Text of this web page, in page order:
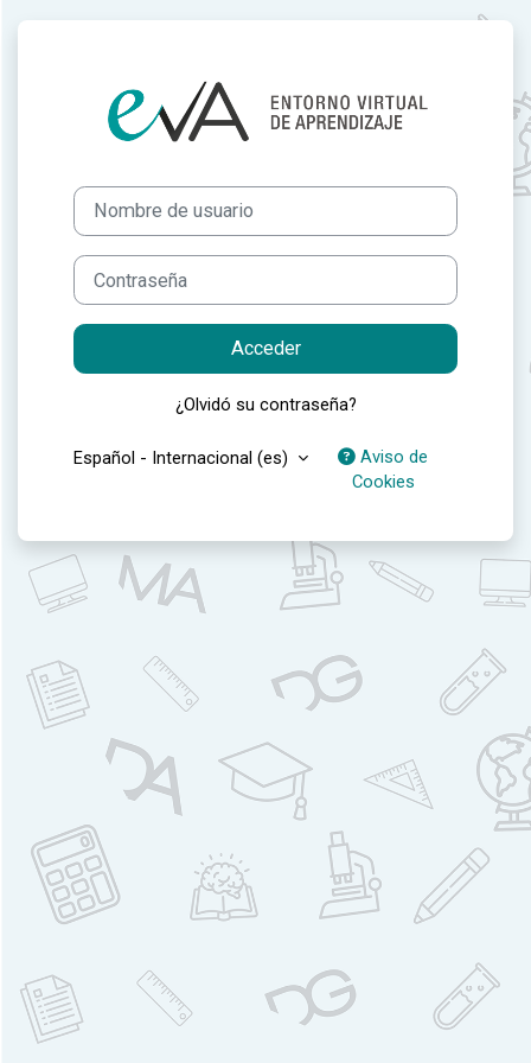
Nombre de usuario
Contraseña
Acceder
¿Olvidó su contraseña?
Español - Internacional ‎(es)‎
Aviso de
Cookies